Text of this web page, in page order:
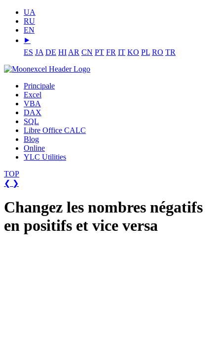
UA
RU
EN
⯈
ES JA DE HI AR CN PT FR IT KO PL RO TR
Principale
Excel
VBA
DAX
SQL
Libre Office CALC
Blog
Online
YLC Utilities
TOP
❮ ❯
Changez les nombres négatifs
en positifs et vice versa